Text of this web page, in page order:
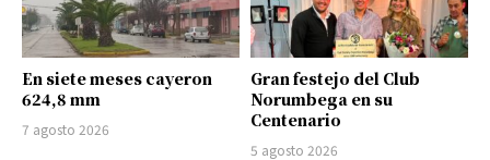
En siete meses cayeron
624,8 mm
7 agosto 2026
Gran festejo del Club
Norumbega en su
Centenario
5 agosto 2026